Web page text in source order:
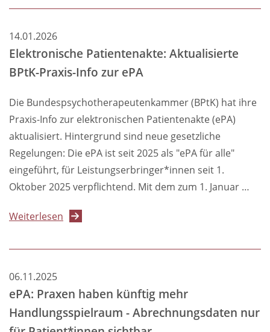
im
der
DSGVO:
Kopie
der
Behandlungsakte
künftig
kostenfrei
14.01.2026
Elektronische Patientenakte: Aktualisierte
BPtK-Praxis-Info zur ePA
Die Bundespsychotherapeutenkammer (BPtK) hat ihre
Praxis-Info zur elektronischen Patientenakte (ePA)
aktualisiert. Hintergrund sind neue gesetzliche
Regelungen: Die ePA ist seit 2025 als "ePA für alle"
eingeführt, für Leistungserbringer*innen seit 1.
Oktober 2025 verpflichtend. Mit dem zum 1. Januar …
Weiterlesen über
Patientenakte:
Praxis-
Info
06.11.2025
ePA: Praxen haben künftig mehr
Handlungsspielraum - Abrechnungsdaten nur